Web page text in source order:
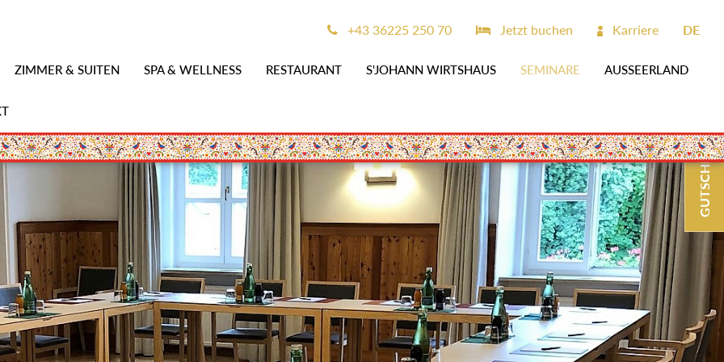
ZIMMER & SUITEN SPA & WELLNESS RESTAURANT S'JOHANN WIRTSHAUS SEMINARE AUSSEERLAND
+43 36225 250 70 Jetzt buchen Karriere DE
GUTSCHEINE